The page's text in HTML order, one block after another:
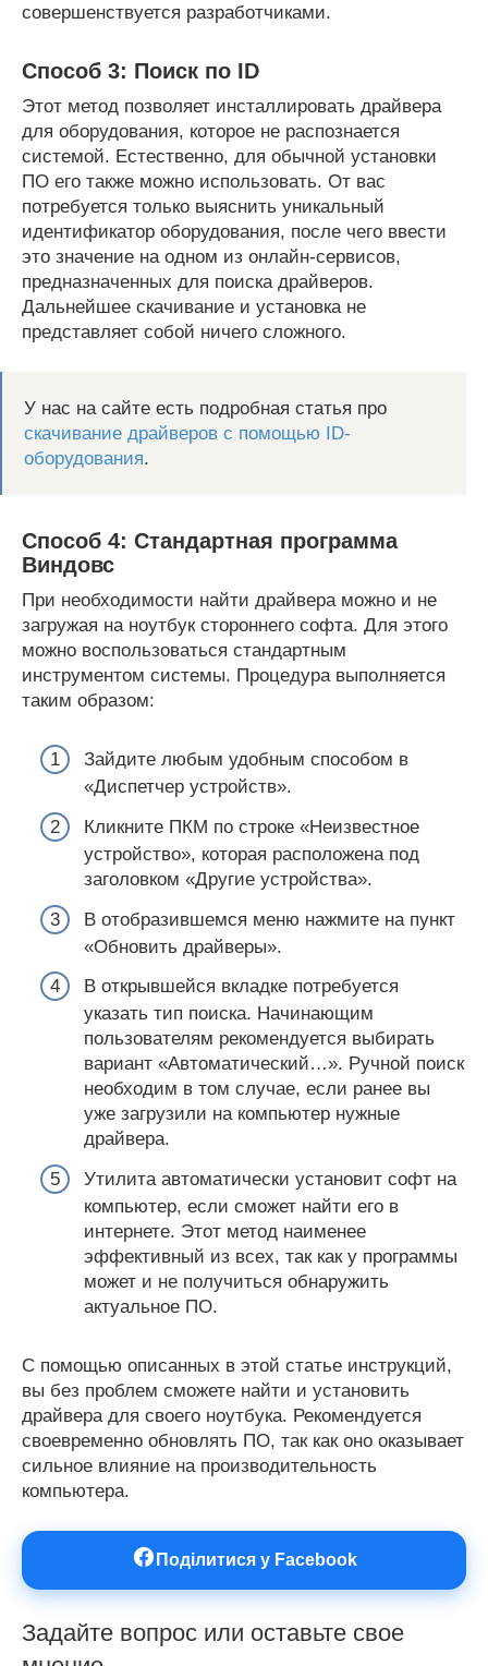
совершенствуется разработчиками.
Способ 3: Поиск по ID
Этот метод позволяет инсталлировать драйвера
для оборудования, которое не распознается
системой. Естественно, для обычной установки
ПО его также можно использовать. От вас
потребуется только выяснить уникальный
идентификатор оборудования, после чего ввести
это значение на одном из онлайн-сервисов,
предназначенных для поиска драйверов.
Дальнейшее скачивание и установка не
представляет собой ничего сложного.
У нас на сайте есть подробная статья про
скачивание драйверов с помощью ID-
оборудования.
Способ 4: Стандартная программа
Виндовс
При необходимости найти драйвера можно и не
загружая на ноутбук стороннего софта. Для этого
можно воспользоваться стандартным
инструментом системы. Процедура выполняется
таким образом:
Зайдите любым удобным способом в
«Диспетчер устройств».
Кликните ПКМ по строке «Неизвестное
устройство», которая расположена под
заголовком «Другие устройства».
В отобразившемся меню нажмите на пункт
«Обновить драйверы».
В открывшейся вкладке потребуется
указать тип поиска. Начинающим
пользователям рекомендуется выбирать
вариант «Автоматический…». Ручной поиск
необходим в том случае, если ранее вы
уже загрузили на компьютер нужные
драйвера.
Утилита автоматически установит софт на
компьютер, если сможет найти его в
интернете. Этот метод наименее
эффективный из всех, так как у программы
может и не получиться обнаружить
актуальное ПО.
С помощью описанных в этой статье инструкций,
вы без проблем сможете найти и установить
драйвера для своего ноутбука. Рекомендуется
своевременно обновлять ПО, так как оно оказывает
сильное влияние на производительность
компьютера.
Поділитися у Facebook
Задайте вопрос или оставьте свое